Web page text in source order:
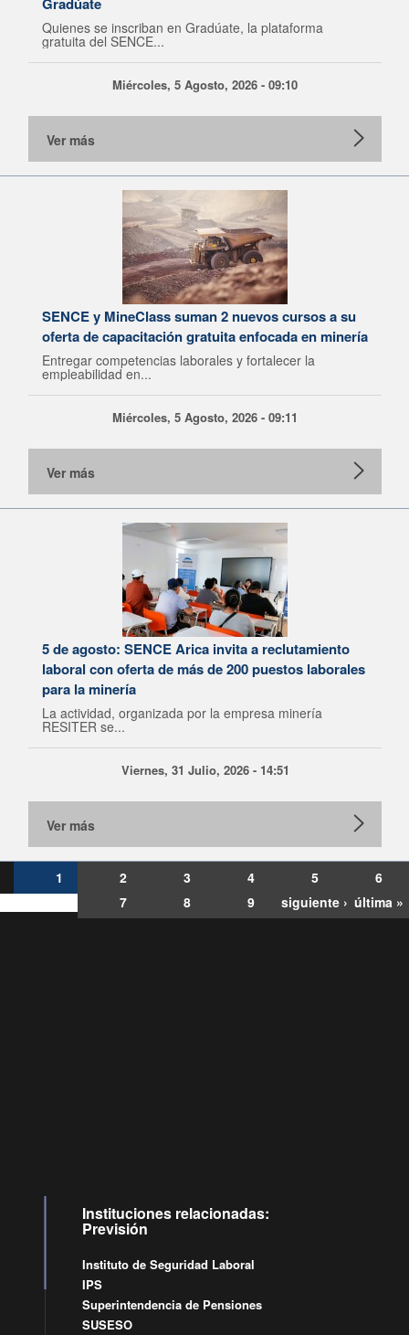
Quienes se inscriban en Gradúate, la plataforma
gratuita del SENCE...
Miércoles, 5 Agosto, 2026 - 09:10
Ver más
SENCE y MineClass suman 2 nuevos cursos a su
oferta de capacitación gratuita enfocada en minería
Entregar competencias laborales y fortalecer la
empleabilidad en...
Miércoles, 5 Agosto, 2026 - 09:11
Ver más
5 de agosto: SENCE Arica invita a reclutamiento
laboral con oferta de más de 200 puestos laborales
para la minería
La actividad, organizada por la empresa minería
RESITER se...
Viernes, 31 Julio, 2026 - 14:51
Ver más
1 2 3 4 5
6
7
8 9 siguiente › última »
Instituciones relacionadas:
Previsión
Instituto de Seguridad Laboral
IPS
Superintendencia de Pensiones
SUSESO